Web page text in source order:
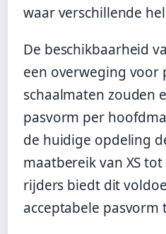
waar verschillende
De beschikbaarheid
een overweging voor
schaalmaten zouden
pasvorm per
de huidige opdeling
maatbereik van XS
rijders biedt dit
acceptabele pasvorm